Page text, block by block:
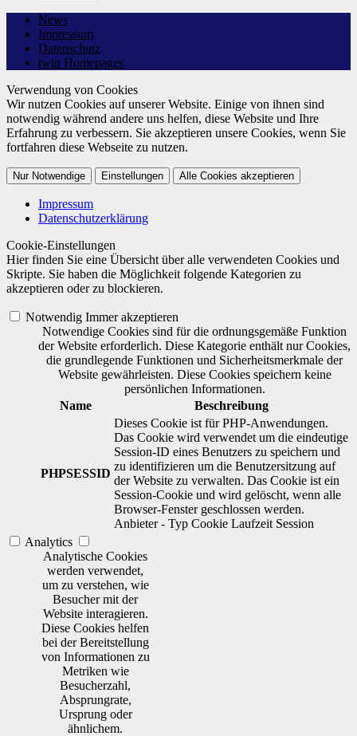
News
Impressum
Datenschutz
twin Homepages
Verwendung von Cookies
Wir nutzen Cookies auf unserer Website. Einige von ihnen sind
notwendig während andere uns helfen, diese Website und Ihre
Erfahrung zu verbessern. Sie akzeptieren unsere Cookies, wenn Sie
fortfahren diese Webseite zu nutzen.
Nur Notwendige Einstellungen Alle Cookies akzeptieren
Impressum
Datenschutzerklärung
Cookie-Einstellungen
Hier finden Sie eine Übersicht über alle verwendeten Cookies und
Skripte. Sie haben die Möglichkeit folgende Kategorien zu
akzeptieren oder zu blockieren.
Notwendig Immer akzeptieren
Notwendige Cookies sind für die ordnungsgemäße Funktion
der Website erforderlich. Diese Kategorie enthält nur Cookies,
die grundlegende Funktionen und Sicherheitsmerkmale der
Website gewährleisten. Diese Cookies speichern keine
persönlichen Informationen.
Name
Beschreibung
PHPSESSID
Dieses Cookie ist für PHP-Anwendungen.
Das Cookie wird verwendet um die eindeutige
Session-ID eines Benutzers zu speichern und
zu identifizieren um die Benutzersitzung auf
der Website zu verwalten. Das Cookie ist ein
Session-Cookie und wird gelöscht, wenn alle
Browser-Fenster geschlossen werden.
Anbieter - Typ Cookie Laufzeit Session
Analytics
Analytische Cookies
werden verwendet,
um zu verstehen, wie
Besucher mit der
Website interagieren.
Diese Cookies helfen
bei der Bereitstellung
von Informationen zu
Metriken wie
Besucherzahl,
Absprungrate,
Ursprung oder
ähnlichem.